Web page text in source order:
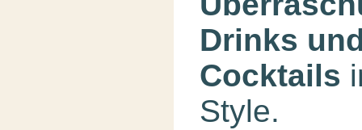
Drinks
Cocktails
Style.